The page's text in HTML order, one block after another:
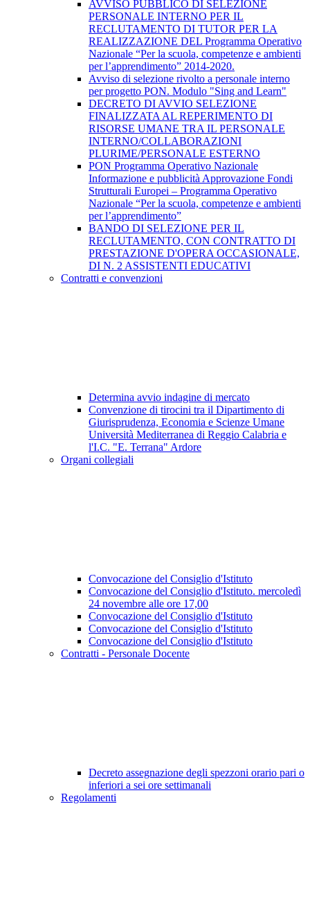
AVVISO PUBBLICO DI SELEZIONE
PERSONALE INTERNO PER IL
RECLUTAMENTO DI TUTOR PER LA
REALIZZAZIONE DEL Programma Operativo
Nazionale “Per la scuola, competenze e ambienti
per l’apprendimento” 2014-2020.
Avviso di selezione rivolto a personale interno
per progetto PON. Modulo "Sing and Learn"
DECRETO DI AVVIO SELEZIONE
FINALIZZATA AL REPERIMENTO DI
RISORSE UMANE TRA IL PERSONALE
INTERNO/COLLABORAZIONI
PLURIME/PERSONALE ESTERNO
PON Programma Operativo Nazionale
Informazione e pubblicità Approvazione Fondi
Strutturali Europei – Programma Operativo
Nazionale “Per la scuola, competenze e ambienti
per l’apprendimento”
BANDO DI SELEZIONE PER IL
RECLUTAMENTO, CON CONTRATTO DI
PRESTAZIONE D'OPERA OCCASIONALE,
DI N. 2 ASSISTENTI EDUCATIVI
Contratti e convenzioni
Determina avvio indagine di mercato
Convenzione di tirocini tra il Dipartimento di
Giurisprudenza, Economia e Scienze Umane
Università Mediterranea di Reggio Calabria e
l'I.C. "E. Terrana" Ardore
Organi collegiali
Convocazione del Consiglio d'Istituto
Convocazione del Consiglio d'Istituto. mercoledì
24 novembre alle ore 17,00
Convocazione del Consiglio d'Istituto
Convocazione del Consiglio d'Istituto
Convocazione del Consiglio d'Istituto
Contratti - Personale Docente
Decreto assegnazione degli spezzoni orario pari o
inferiori a sei ore settimanali
Regolamenti